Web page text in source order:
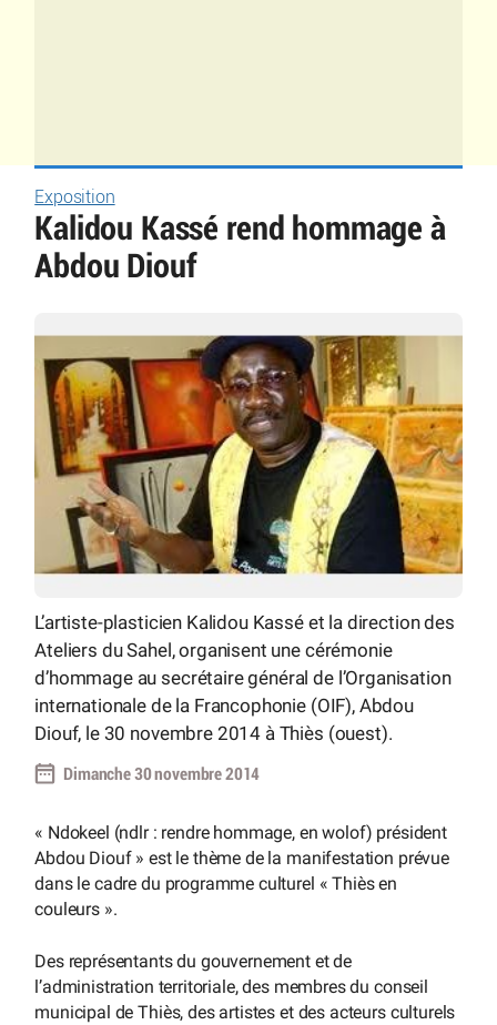
Exposition
Kalidou Kassé rend hommage à
Abdou Diouf
L’artiste-plasticien Kalidou Kassé et la direction des
Ateliers du Sahel, organisent une cérémonie
d’hommage au secrétaire général de l’Organisation
internationale de la Francophonie (OIF), Abdou
Diouf, le 30 novembre 2014 à Thiès (ouest).
Dimanche 30 novembre 2014
« Ndokeel (ndlr : rendre hommage, en wolof) président
Abdou Diouf » est le thème de la manifestation prévue
dans le cadre du programme culturel « Thiès en
couleurs ».
Des représentants du gouvernement et de
l’administration territoriale, des membres du conseil
municipal de Thiès, des artistes et des acteurs culturels